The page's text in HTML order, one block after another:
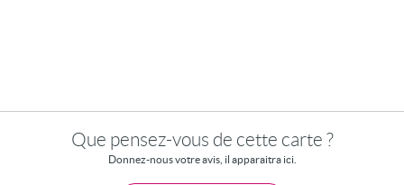
Que pensez-vous de cette carte ?
Donnez-nous votre avis, il apparaitra ici.